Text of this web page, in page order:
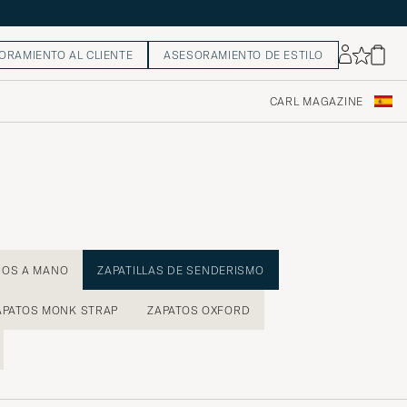
AL CLIENTE ASESORAMIENTO DE ESTILO
CARL MAGAZINE
A MANO ZAPATILLAS DE SENDERISMO
MONK STRAP ZAPATOS OXFORD